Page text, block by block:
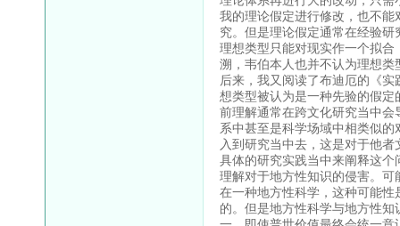
我的理论假定进行修改，也不
究。但是理论假定通常在经验
理想类型只能对现实作一个拟
溯，韦伯本人也并不认为理想
后来，我又阅读了布迪厄的《
想类型被认为是一种先验的假定
前理解通常在跨文化研究当中
系中甚至是科学场域中相类似
入到研究当中去，这是对于他
具体的研究实践当中来阐释这
理解对于地方性知识的侵害。
在一种地方性科学，这种可能
的。但是地方性科学与地方性